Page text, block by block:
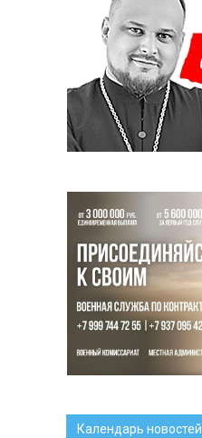
Календарь новостей